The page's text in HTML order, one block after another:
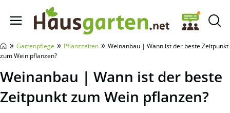
Hausgarten.net
» Gartenpflege » Pflanzzeiten » Weinanbau | Wann ist der beste Zeitpunkt
zum Wein pflanzen?
Weinanbau | Wann ist der beste
Zeitpunkt zum Wein pflanzen?